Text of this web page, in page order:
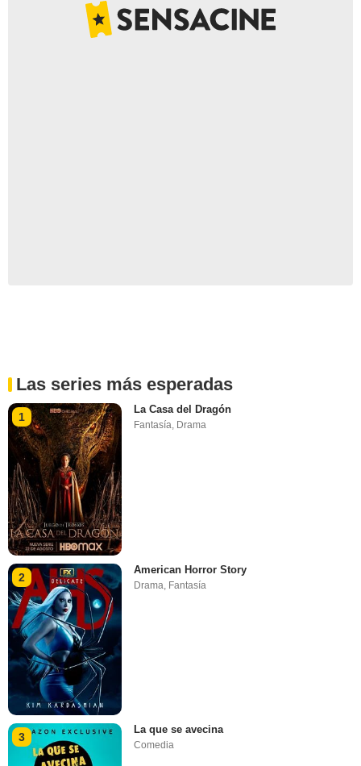
Las series más esperadas
1
La Casa del Dragón
Fantasía, Drama
2
American Horror Story
Drama Fantasía
3
La que se avecina
Comedia